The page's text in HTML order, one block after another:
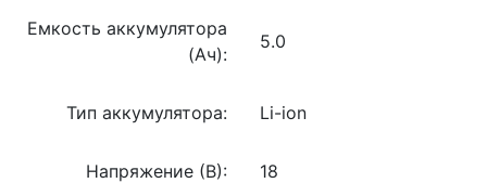
Емкость аккумулятора
(Ач):
5.0
Тип аккумулятора: Li-ion
Напряжение (В): 18